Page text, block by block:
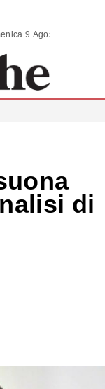
| SCENARI - domenica 9 Agosto 2026
di